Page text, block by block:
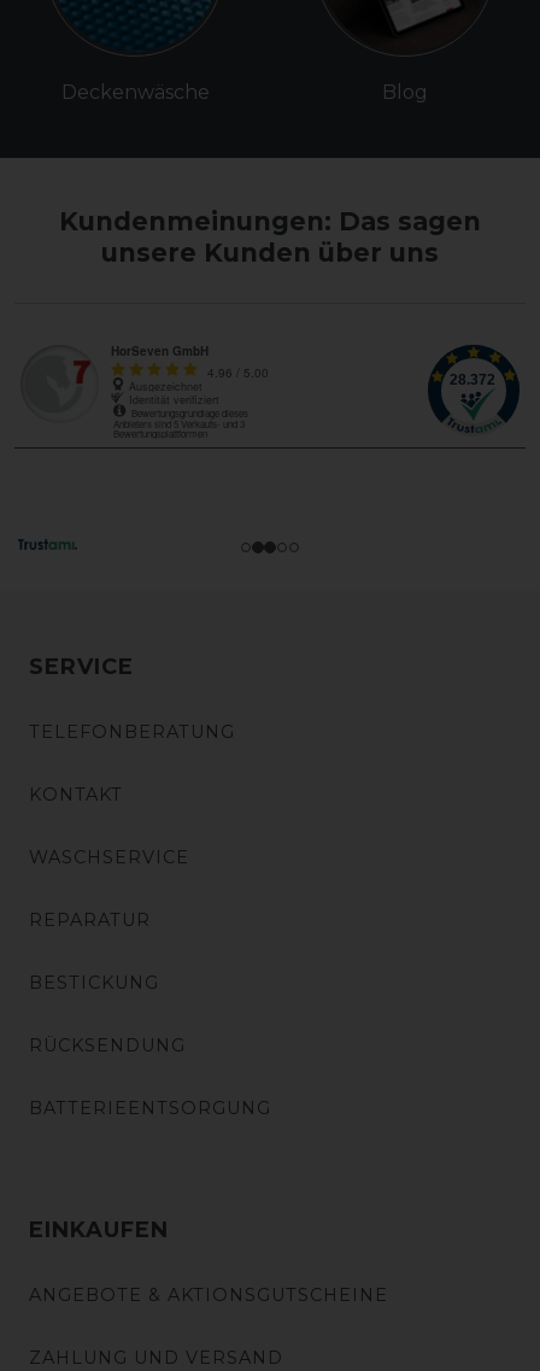
Deckenwäsche Blog
Kundenmeinungen: Das sagen
unsere Kunden über uns
SERVICE
TELEFONBERATUNG
KONTAKT
WASCHSERVICE
REPARATUR
BESTICKUNG
RÜCKSENDUNG
BATTERIEENTSORGUNG
EINKAUFEN
ANGEBOTE & AKTIONSGUTSCHEINE
ZAHLUNG UND VERSAND